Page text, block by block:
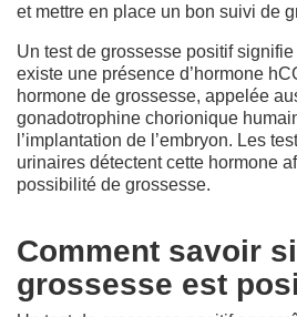
et mettre en place un bon suivi de
Un test de grossesse positif signifie
existe une présence d’hormone
hormone de grossesse, appelée
gonadotrophine chorionique
l’implantation de l’embryon. Les
urinaires détectent cette hormone
possibilité de grossesse.
Comment savoir
grossesse est